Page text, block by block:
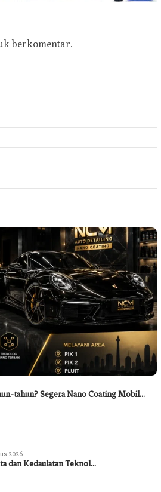
berkomentar.
tahun? Segera Nano Coating Mobil…
2026
dan Kedaulatan Teknol…